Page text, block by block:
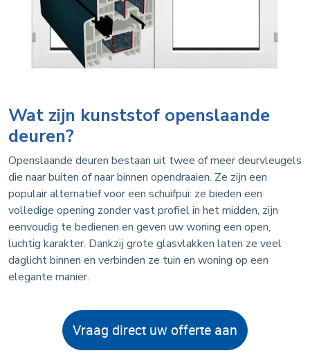
Wat zijn kunststof openslaande
deuren?
Openslaande deuren bestaan uit twee of meer deurvleugels
die naar buiten of naar binnen opendraaien. Ze zijn een
populair alternatief voor een schuifpui: ze bieden een
volledige opening zonder vast profiel in het midden, zijn
eenvoudig te bedienen en geven uw woning een open,
luchtig karakter. Dankzij grote glasvlakken laten ze veel
daglicht binnen en verbinden ze tuin en woning op een
elegante manier.
Vraag direct uw offerte aan